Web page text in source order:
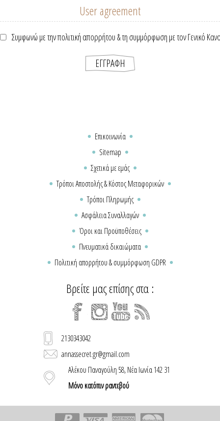
User agreement
Συμφωνώ με την πολιτική απορρήτου & τη συμμόρφωση με τον Γενικό
Επικοινωνία
Sitemap
Σχετικά με εμάς
Τρόποι Αποστολής & Κόστος Μεταφορικών
Τρόποι Πληρωμής
Ασφάλεια Συναλλαγών
Όροι και Προϋποθέσεις
Πνευματικά δικαιώματα
Πολιτική απορρήτου & συμμόρφωση GDPR
Βρείτε μας επίσης στα :
2130343042
annassecret.gr@gmail.com
Αλέκου Παναγούλη 58, Νέα Ιωνία 142 31
Μόνο κατόπιν ραντεβού